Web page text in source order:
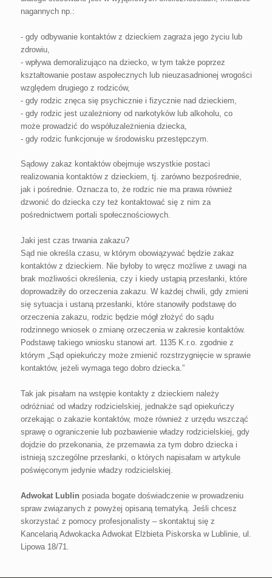
nagannych np.:
- gdy odbywanie kontaktów z dzieckiem zagraża jego życiu lub
zdrowiu,
- wpływa demoralizująco na dziecko, w tym także poprzez
kształtowanie postaw aspołecznych lub nieuzasadnionej wrogości
względem drugiego z rodziców,
- gdy rodzic znęca się psychicznie i fizycznie nad dzieckiem,
- gdy rodzic jest uzależniony od narkotyków lub alkoholu, co
może prowadzić do współuzależnienia dziecka,
- gdy rodzic funkcjonuje w środowisku przestępczym.
Sądowy zakaz kontaktów obejmuje wszystkie postaci
realizowania kontaktów z dzieckiem, tj. zarówno bezpośrednie,
jak i pośrednie. Oznacza to, że rodzic nie ma prawa również
dzwonić do dziecka czy też kontaktować się z nim za
pośrednictwem portali społecznościowych.
Jaki jest czas trwania zakazu?
Sąd nie określa czasu, w którym obowiązywać będzie zakaz
kontaktów z dzieckiem. Nie byłoby to wręcz możliwe z uwagi na
brak możliwości określenia, czy i kiedy ustąpią przesłanki, które
doprowadziły do orzeczenia zakazu. W każdej chwili, gdy zmieni
się sytuacja i ustaną przesłanki, które stanowiły podstawę do
orzeczenia zakazu, rodzic będzie mógł złożyć do sądu
rodzinnego wniosek o zmianę orzeczenia w zakresie kontaktów.
Podstawę takiego wniosku stanowi art. 1135 K.r.o. zgodnie z
którym „Sąd opiekuńczy może zmienić rozstrzygnięcie w sprawie
kontaktów, jeżeli wymaga tego dobro dziecka.”
Tak jak pisałam na wstępie kontakty z dzieckiem należy
odróżniać od władzy rodzicielskiej, jednakże sąd opiekuńczy
orzekając o zakazie kontaktów, może również z urzędu wszcząć
sprawę o ograniczenie lub pozbawienie władzy rodzicielskiej, gdy
dojdzie do przekonania, że przemawia za tym dobro dziecka i
istnieją szczególne przesłanki, o których napisałam w artykule
poświęconym jedynie władzy rodzicielskiej.
Adwokat Lublin posiada bogate doświadczenie w prowadzeniu
spraw związanych z powyżej opisaną tematyką. Jeśli chcesz
skorzystać z pomocy profesjonalisty – skontaktuj się z
Kancelarią Adwokacka Adwokat Elżbieta Piskorska w Lublinie, ul.
Lipowa 18/71.